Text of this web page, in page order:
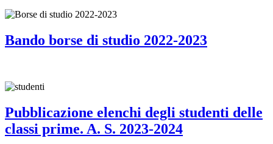
Bando borse di studio 2022-2023
Pubblicazione elenchi degli studenti delle
classi prime. A. S. 2023-2024